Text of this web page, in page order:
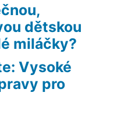
dětskou
miláčky?
Vysoké
pro